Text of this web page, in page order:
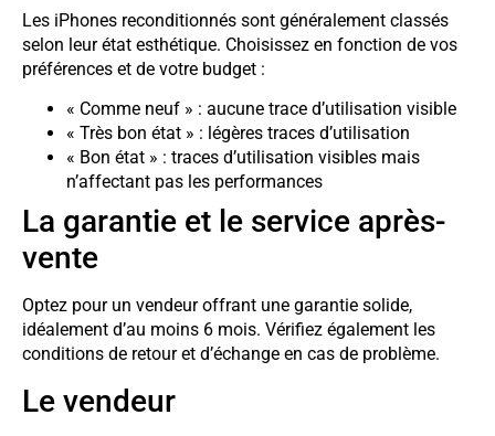
Les iPhones reconditionnés sont généralement classés
selon leur état esthétique. Choisissez en fonction de vos
préférences et de votre budget :
« Comme neuf » : aucune trace d’utilisation visible
« Très bon état » : légères traces d’utilisation
« Bon état » : traces d’utilisation visibles mais
n’affectant pas les performances
La garantie et le service après-
vente
Optez pour un vendeur offrant une garantie solide,
idéalement d’au moins 6 mois. Vérifiez également les
conditions de retour et d’échange en cas de problème.
Le vendeur